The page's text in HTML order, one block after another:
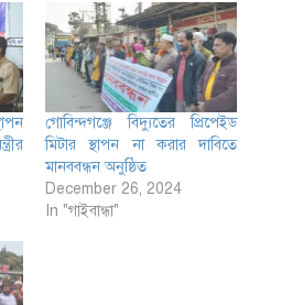
গোবিন্দগঞ্জে বিদ্যুতের প্রিপেইড
মিটার স্থাপন না করার দাবিতে
মানববন্ধন অনুষ্ঠিত
December 26, 2024
In "গাইবান্ধা"